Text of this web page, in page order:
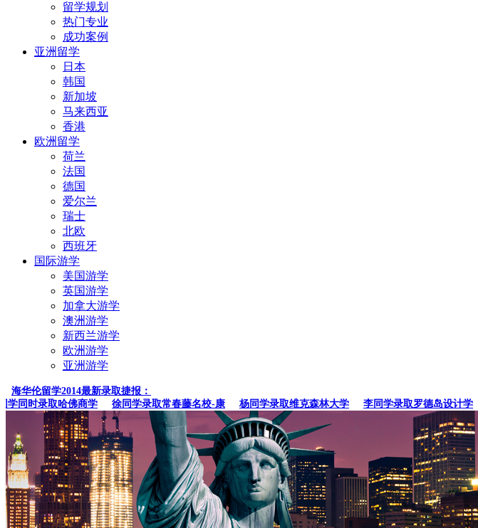
留学规划
热门专业
成功案例
亚洲留学
日本
韩国
新加坡
马来西亚
香港
欧洲留学
荷兰
法国
德国
爱尔兰
瑞士
北欧
西班牙
国际游学
美国游学
英国游学
加拿大游学
澳洲游学
新西兰游学
欧洲游学
亚洲游学
海华伦留学2014最新录取捷报：
同时录取哈佛商学
徐同学录取常春藤名校-康 杨同学录取维克森林大学 李同学录取罗德岛设计学